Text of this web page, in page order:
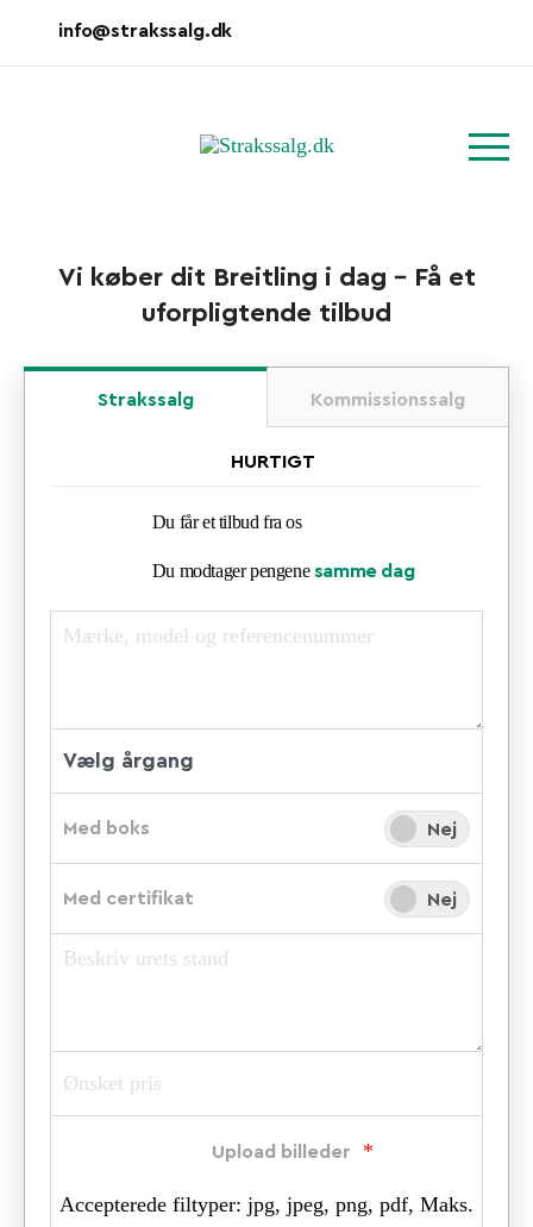
info@strakssalg.dk
Vi køber dit Breitling i dag - Få et
uforpligtende tilbud
Strakssalg Kommissionssalg
HURTIGT
Du får et tilbud fra os
Du modtager pengenesamme dag
Med boks Nej
Med certifikat Nej
Upload billeder *
Accepterede filtyper: jpg, jpeg, png, pdf, Maks.